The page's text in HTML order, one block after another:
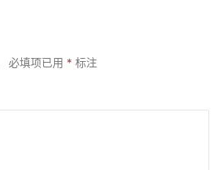
必填项已用 * 标注